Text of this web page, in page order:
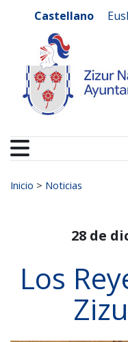
Castellano
Buscar:
Inicio > Noticias
28 de
Los